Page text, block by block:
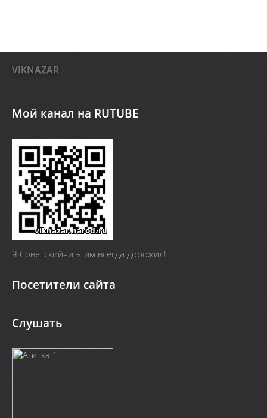
VIKNAZAR
Мой канал на RUTUBE
Я Cоветский–и этим всегда дорожил!
Посетители сайта
Слушать